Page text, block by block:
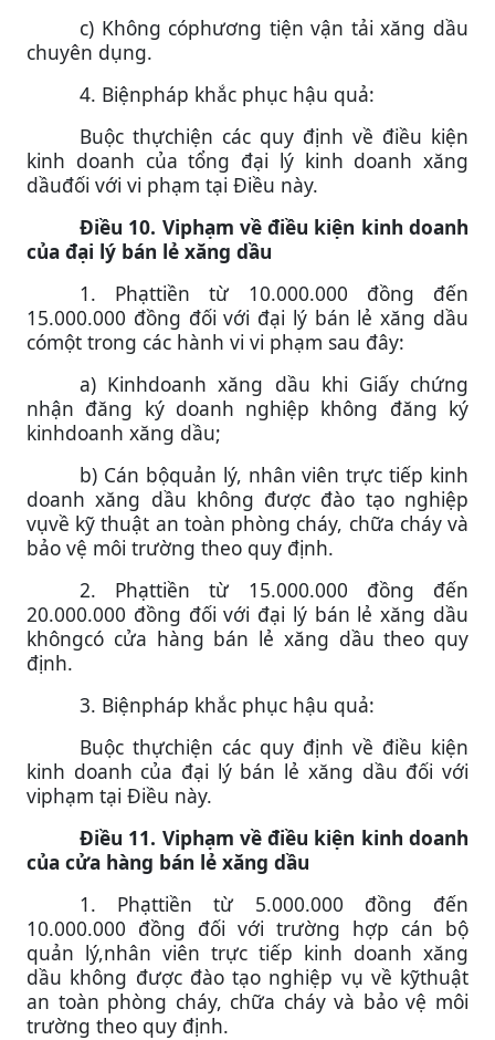
c) Không cóphương tiện vận tải xăng dầu
chuyên dụng.
4. Biệnpháp khắc phục hậu quả:
Buộc thựchiện các quy định về điều kiện
kinh doanh của tổng đại lý kinh doanh xăng
dầuđối với vi phạm tại Điều này.
Điều 10. Viphạm về điều kiện kinh doanh
của đại lý bán lẻ xăng dầu
1. Phạttiền từ 10.000.000 đồng đến
15.000.000 đồng đối với đại lý bán lẻ xăng dầu
cómột trong các hành vi vi phạm sau đây:
a) Kinhdoanh xăng dầu khi Giấy chứng
nhận đăng ký doanh nghiệp không đăng ký
kinhdoanh xăng dầu;
b) Cán bộquản lý, nhân viên trực tiếp kinh
doanh xăng dầu không được đào tạo nghiệp
vụvề kỹ thuật an toàn phòng cháy, chữa cháy và
bảo vệ môi trường theo quy định.
2. Phạttiền từ 15.000.000 đồng đến
20.000.000 đồng đối với đại lý bán lẻ xăng dầu
khôngcó cửa hàng bán lẻ xăng dầu theo quy
định.
3. Biệnpháp khắc phục hậu quả:
Buộc thựchiện các quy định về điều kiện
kinh doanh của đại lý bán lẻ xăng dầu đối với
viphạm tại Điều này.
Điều 11. Viphạm về điều kiện kinh doanh
của cửa hàng bán lẻ xăng dầu
1. Phạttiền từ 5.000.000 đồng đến
10.000.000 đồng đối với trường hợp cán bộ
quản lý,nhân viên trực tiếp kinh doanh xăng
dầu không được đào tạo nghiệp vụ về kỹthuật
an toàn phòng cháy, chữa cháy và bảo vệ môi
trường theo quy định.